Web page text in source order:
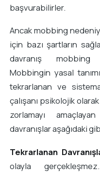
başvurabilirler.
Ancak mobbing
için bazı şartların
davranış mobbing
Mobbingin yasal
tekrarlanan ve
çalışanı psikolojik
zorlamayı
davranışlar aşağıdaki
Tekrarlanan
olayla